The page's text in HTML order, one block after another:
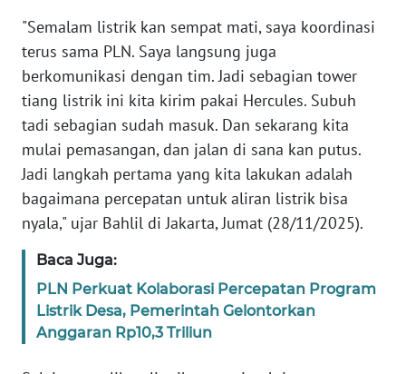
"Semalam listrik kan sempat mati, saya koordinasi
terus sama PLN. Saya langsung juga
berkomunikasi dengan tim. Jadi sebagian tower
tiang listrik ini kita kirim pakai Hercules. Subuh
tadi sebagian sudah masuk. Dan sekarang kita
mulai pemasangan, dan jalan di sana kan putus.
Jadi langkah pertama yang kita lakukan adalah
bagaimana percepatan untuk aliran listrik bisa
nyala," ujar Bahlil di Jakarta, Jumat (28/11/2025).
Baca Juga:
PLN Perkuat Kolaborasi Percepatan Program
Listrik Desa, Pemerintah Gelontorkan
Anggaran Rp10,3 Triliun
Regional
SUMUT
WN
JAKARTA
WN
JABAR
WN
BANTEN
WN